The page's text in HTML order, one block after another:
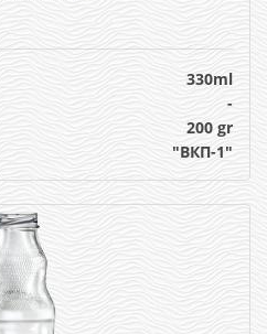
330ml
-
200 gr
"ВКП-1"